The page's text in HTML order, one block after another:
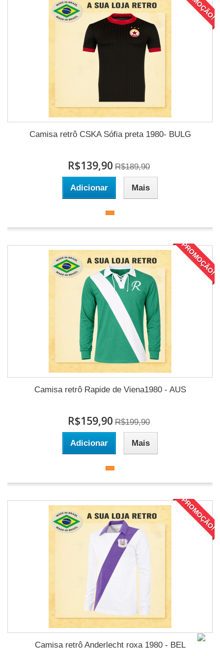
Camisa retrô CSKA Sófia preta 1980- BULG
R$139,90 R$189,90
Adicionar Mais
PROMOÇÃO!
Camisa retrô Rapide de Viena1980 - AUS
R$159,90 R$199,90
Adicionar Mais
PROMOÇÃO!
Camisa retrô Anderlecht roxa 1980 - BEL